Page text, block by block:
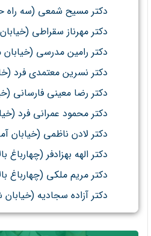
دکتر مسیح شمعی (سه راه
دکتر مهرناز سقراطی
دکتر رامین مدرسی (خیابان
دکتر نسرین معتمدی فرد
دکتر رضا معینی فارسانی
دکتر محمود عمرانی فرد
دکتر لادن ناظمی (خیابان
دکتر الهه بهزادفر (چهارباغ
دکتر مریم ملکی (چهارباغ
دکتر آزاده سجادیه